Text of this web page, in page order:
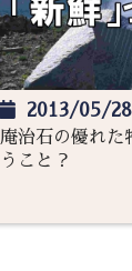
2013/05/28
庵治石の優れた
うこと？